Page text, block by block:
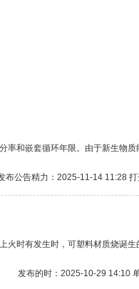
率和嵌套循环年限。由于新生物质
布公告精力：2025-11-14 11:28
火时有发生时，可塑料材质烧诞生
发布的时：2025-10-29 14:10